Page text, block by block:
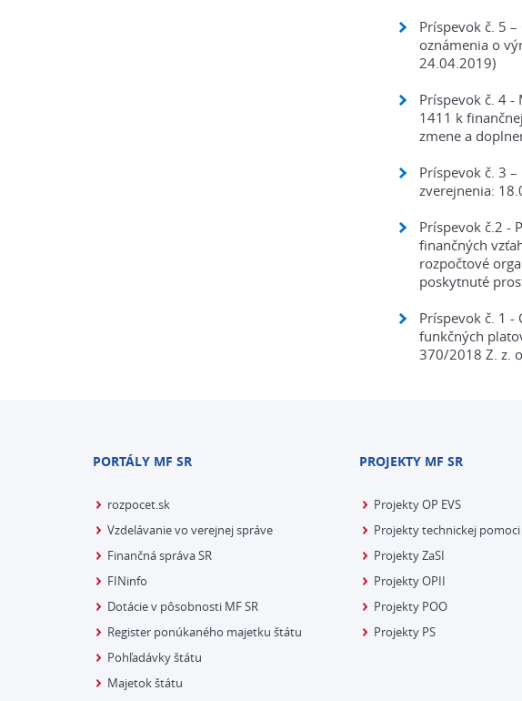
Príspevok č. 5
oznámenia o
24.04.2019)
Príspevok č. 4
1411 k
zmene a
Príspevok č. 3
zverejnenia:
Príspevok č.2 -
finančných
rozpočtové
poskytnuté
Príspevok č. 1
funkčných
370/2018 Z. z.
PORTÁLY MF SR
rozpocet.sk
Vzdelávanie vo verejnej správe
Finančná správa SR
FINinfo
Dotácie v pôsobnosti MF SR
Register ponúkaného majetku štátu
Pohľadávky štátu
Majetok štátu
PROJEKTY MF SR
Projekty OP EVS
Projekty technickej pomoci
Projekty ZaSI
Projekty OPII
Projekty POO
Projekty PS